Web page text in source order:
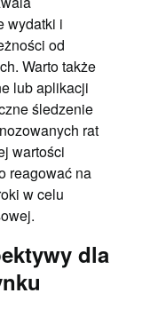
wydatki i
od
Warto także
lub aplikacji
śledzenie
rat
wartości
reagować na
w celu
dla